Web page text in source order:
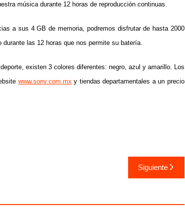
música durante 12 horas de reproducción continuas.
a sus 4 GB de memoria, podremos disfrutar de hasta 2000
las 12 horas que nos permite su batería.
existen 3 colores diferentes: negro, azul y amarillo. Los
www.sony.com.mxy tiendas departamentales a un precio
Siguiente